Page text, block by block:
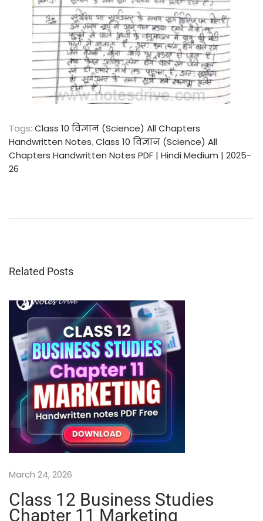
Tags: Class 10 विज्ञान (Science) All Chapters
Handwritten Notes,Class 10 विज्ञान (Science) All
Chapters Handwritten Notes PDF | Hindi Medium | 2025-
26
S
i
c
ज्ञा
नं
)
H
n
d
i
Related Posts
March 24, 2026
Class 12 Business Studies
Chapter 11 Marketing